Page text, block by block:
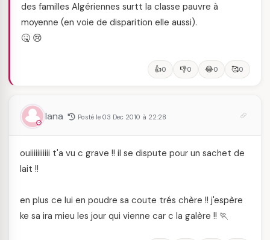
des familles Algériennes surtt la classe pauvre à
moyenne (en voie de disparition elle aussi).
🤒 😢
👍0 👎0 😂0 🥰0
lana Posté le 03 Dec 2010 à 22:28
ouiiiiiiiiiii t'a vu c grave !! il se dispute pour un sachet de
lait !!
en plus ce lui en poudre sa coute trés chère !! j'espère
ke sa ira mieu les jour qui vienne car c la galère !! 🏃